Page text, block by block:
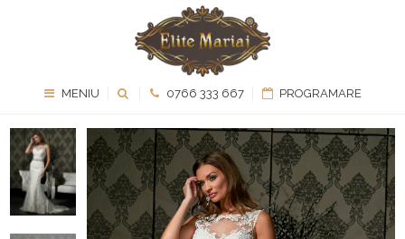
MENIU 0766 333 667 PROGRAMARE